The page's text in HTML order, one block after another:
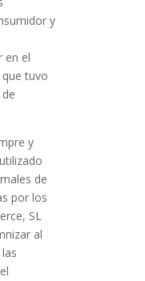
y
en el
tuvo
y
de
por los
SL
al